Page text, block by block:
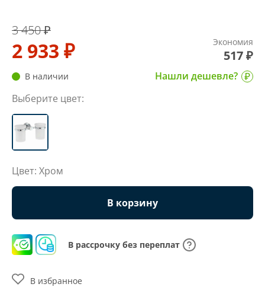
3 450 ₽
2 933 ₽ Экономия
517 ₽
В наличии
Нашли дешевле?
Выберите цвет:
Цвет: Хром
В корзину
В рассрочку без переплат
В избранное